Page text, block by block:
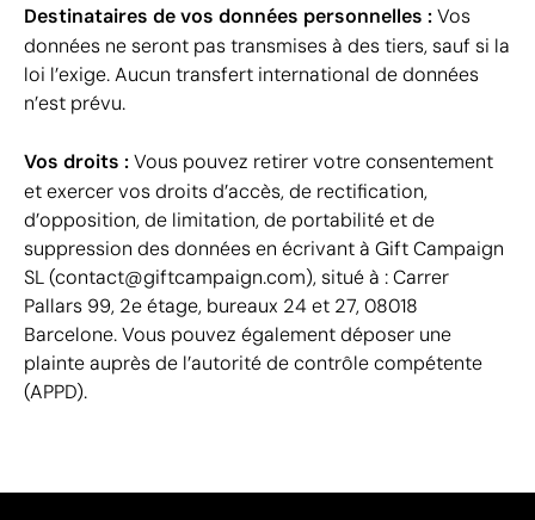
Destinataires de vos données personnelles :Vos
données ne seront pas transmises à des tiers, sauf si la
loi l’exige. Aucun transfert international de données
n’est prévu.
Vos droits :Vous pouvez retirer votre consentement
et exercer vos droits d’accès, de rectification,
d’opposition, de limitation, de portabilité et de
suppression des données en écrivant à Gift Campaign
SL (contact@giftcampaign.com), situé à : Carrer
Pallars 99, 2e étage, bureaux 24 et 27, 08018
Barcelone. Vous pouvez également déposer une
plainte auprès de l’autorité de contrôle compétente
(APPD).